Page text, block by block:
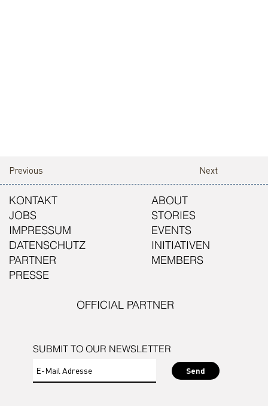
Next
Previous
SUBMIT TO OUR NEWSLETTER
Send
KONTAKT
JOBS
IMPRESSUM
DATENSCHUTZ
PARTNER
PRESSE
ABOUT
STORIES
EVENTS
INITIATIVEN
MEMBERS
OFFICIAL PARTNER